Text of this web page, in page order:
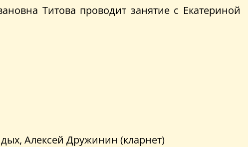
Титова проводит занятие с Екатериной
Алексей Дружинин (кларнет)